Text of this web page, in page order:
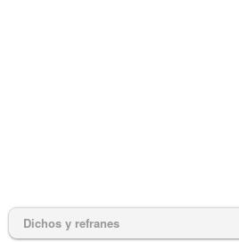
Dichos y refranes